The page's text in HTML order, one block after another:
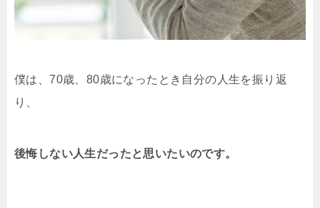
僕は、70歳、80歳になったとき自分の人生を振り返
り、
後悔しない人生だったと思いたいのです。